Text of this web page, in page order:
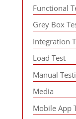
Functional
Grey Box
Integration
Load Test
Manual
Media
Mobile App